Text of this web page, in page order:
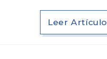
Leer Artículo